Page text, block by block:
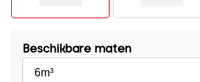
Beschikbare maten